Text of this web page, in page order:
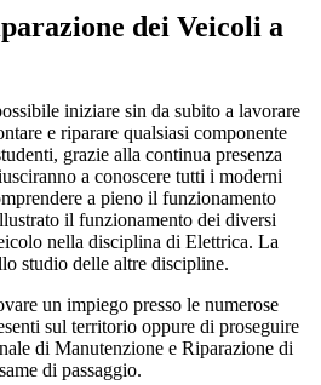
dei Veicoli a
iniziare sin da subito a lavorare
e riparare qualsiasi componente
grazie alla continua presenza
a conoscere tutti i moderni
a pieno il funzionamento
il funzionamento dei diversi
nella disciplina di Elettrica. La
studio delle altre discipline.
un impiego presso le numerose
sul territorio oppure di proseguire
di Manutenzione e Riparazione di
di passaggio.